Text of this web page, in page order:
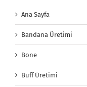
Ana Sayfa
Bandana Üretimi
Bone
Buff Üretimi